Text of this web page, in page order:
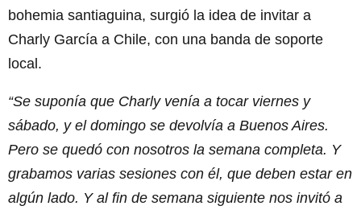
bohemia santiaguina, surgió la idea de invitar a
Charly García a Chile, con una banda de soporte
local.
“Se suponía que Charly venía a tocar viernes y
sábado, y el domingo se devolvía a Buenos Aires.
Pero se quedó con nosotros la semana completa. Y
grabamos varias sesiones con él, que deben estar en
algún lado. Y al fin de semana siguiente nos invitó a